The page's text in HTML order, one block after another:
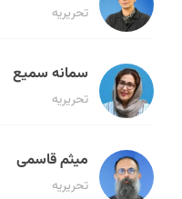
تحریریه
سمانه سمیع
تحریریه
میثم قاسمی
تحریریه